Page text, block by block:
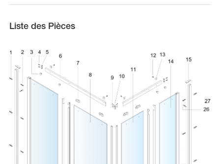
Liste des Pièces